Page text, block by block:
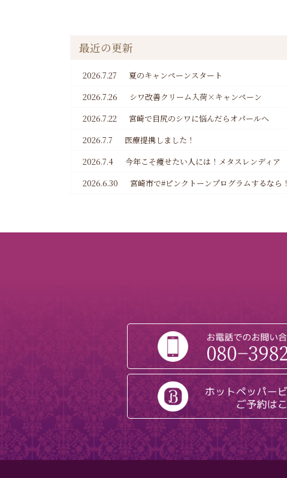
最近の更新
2026.7.27
夏のキャンペーンスタート
2026.7.26
シワ改善クリーム入荷×キャンペーン
2026.7.22
宮崎で目尻のシワに悩んだらオパールへ
2026.7.7
医療提携しました！
2026.7.4
今年こそ痩せたい人には！メタスレンディア
2026.6.30
宮崎市で#ピンクトーンプログラムするなら！